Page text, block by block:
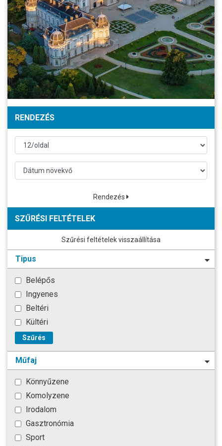
RENDEZÉS
Rendezés
SZŰRÉSI FELTÉTELEK
Szűrési feltételek visszaállítása
Tipus
Belépős
Ingyenes
Beltéri
Kültéri
Szűrés
Műfaj
Könnyűzene
Komolyzene
Irodalom
Gasztronómia
Sport